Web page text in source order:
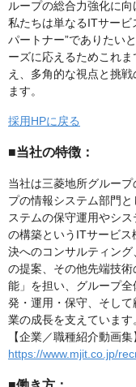
ループの総合力強化に
私たちは単なるITサービ
パートナー”でありたい
ーズに応えるためこれ
え、多角的な視点と挑
ます。
採用HPに戻る
■当社の特徴：
当社は三菱地所グルー
プの情報システム部門
ステムの保守運用やシ
の構築というITサービ
決へのコンサルティン
の提案、その他先端技
能」を担い、グループ
発・運用・保守、そし
業の成長を支えています
【企業／職種紹介動画集
https://www.mjit.co.jp/